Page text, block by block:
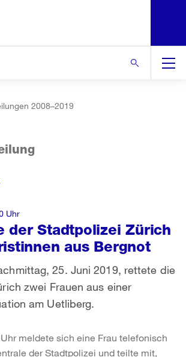
2008–2019
der Stadtpolizei Zürich
aus Bergnot
25. Juni 2019, rettete die
zwei Frauen aus einer
am Uetliberg.
Uhr
meldete sich eine Frau telefonisch
der Stadtpolizei und teilte mit,